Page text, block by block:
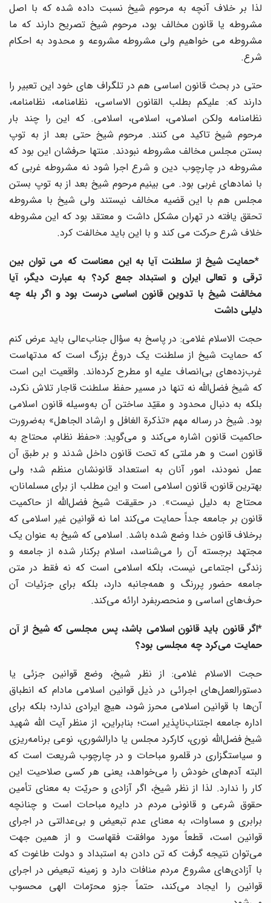
لذا بر خلاف آنچه به مرحوم شیخ نسبت داده شده که با اصل
مشروطه یا قانون مخالف بود، مرحوم شیخ تصریح دارند که ما
مشروطه می خواهیم ولی مشروطه مشروعه و محدود به احکام
شرع.
حتی در بحث قانون اساسی هم در تلگراف های خود این تعبیر را
دارند که: علیکم بطلب القانون الاساسی، نظامنامه، نظامنامه،
نظامنامه ولکن اسلامی، اسلامی، اسلامی. که این را چند بار
مرحوم شیخ تاکید می کنند. مرحوم شیخ حتی بعد از به توپ
بستن مجلس مخالف مشروطه نبودند. منتها حرفشان این بود که
مشروطه در چارچوب دین و شرع اجرا شود نه مشروطه غربی که
با نمادهای غربی بود. می بینیم مرحوم شیخ بعد از به توپ بستن
مجلس هم با این قضیه مخالف نیستند ولی شیخ با مشروطه
تحقق یافته در تهران مشکل داشت و معتقد بود که این مشروطه
خلاف شرع حرکت می کند و با این باید مخالفت کرد.
*حمایت شیخ از سلطنت آیا به این معناست که می توان بین
ترقی و تعالی ایران و استبداد جمع کرد؟ به عبارت دیگر، آیا
مخالفت شیخ با تدوین قانون اساسی درست بود و اگر بله چه
دلیلی داشت
حجت الاسلام غلامی: در پاسخ به سؤال جناب‌عالی باید عرض کنم
که حمایت شیخ از سلطنت یک دروغ بزرگ است که مدتهاست
غرب‌زده‌های بی‌انصاف علیه او مطرح کرده‌اند. واقعیت این است
که شیخ فضل‌الله نه‌ تنها در مسیر حفظ سلطنت قاجار تلاش نکرد،
بلکه به دنبال محدود و مقیّد ساختن آن به‌وسیله قانون اسلامی
بود. شیخ در رساله مهم «تذکرة الغافل و ارشاد الجاهل» به‌ضرورت
حاکمیت قانون اشاره می‌کند و می‌گوید: «حفظ نظام، محتاج به
قانون است و هر ملتی که تحت قانون داخل شدند و بر طبق آن
عمل نمودند، امور آنان به استعداد قانونشان منظم شد؛ ولی
بهترین قانون، قانون اسلامی است و این مطلب از برای مسلمانان،
محتاج به دلیل نیست». در حقیقت شیخ فضل‌الله از حاکمیت
قانون بر جامعه جداً حمایت می‌کند اما نه قوانین غیر اسلامی که
برخلاف قانون خدا وضع‌ شده باشد. اسلامی که شیخ به‌ عنوان یک
مجتهد برجسته آن را می‌شناسد، اسلام برکنار شده از جامعه و
زندگی اجتماعی نیست، بلکه اسلامی است که نه‌ فقط در متن
جامعه حضور پررنگ و همه‌جانبه دارد، بلکه برای جزئیات آن
حرف‌های اساسی و منحصربفرد ارائه می‌کند.
*اگر قانون باید قانون اسلامی باشد، پس مجلسی که شیخ از آن
حمایت می‌کرد چه مجلسی بود؟
حجت الاسلام غلامی: از نظر شیخ، وضع قوانین جزئی یا
دستورالعمل‌های اجرائی در ذیل قوانین اسلامی مادام که انطباق
آن‌ها با قوانین اسلامی محرز شود، هیچ ایرادی ندارد؛ بلکه برای
اداره جامعه اجتناب‌ناپذیر است؛ بنابراین، از منظر آیت الله شهید
شیخ فضل‌الله نوری، کارکرد مجلس یا دارالشوری، نوعی برنامه‌ریزی
و سیاستگزاری در قلمرو مباحات و در چارچوب شریعت است که
البته آدم‌های خودش را می‌خواهد، یعنی هر کسی صلاحیت این
کار را ندارد. لذا از نظر شیخ، اگر آزادی و حریّت به معنای تأمین
حقوق شرعی و قانونی مردم در دایره مباحات است و چنانچه
برابری و مساوات، به معنای عدم تبعیض و بی‌عدالتی در اجرای
قوانین است، قطعاً مورد موافقت فقهاست و از همین جهت
می‌توان نتیجه گرفت که تن دادن به استبداد و دولت طاغوت که
با آزادی‌های مشروع مردم منافات دارد و زمینه تبعیض در اجرای
قوانین را ایجاد می‌کند، حتماً جزو محرّمات الهی محسوب